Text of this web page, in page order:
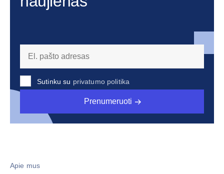
Sutinku su privatumo politika
Prenumeruoti
Apie mus